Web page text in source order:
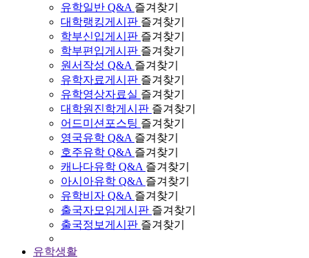
유학일반 Q&A 즐겨찾기
대학랭킹게시판 즐겨찾기
학부신입게시판 즐겨찾기
학부편입게시판 즐겨찾기
원서작성 Q&A 즐겨찾기
유학자료게시판 즐겨찾기
유학영상자료실 즐겨찾기
대학원진학게시판 즐겨찾기
어드미션포스팅 즐겨찾기
영국유학 Q&A 즐겨찾기
호주유학 Q&A 즐겨찾기
캐나다유학 Q&A 즐겨찾기
아시아유학 Q&A 즐겨찾기
유학비자 Q&A 즐겨찾기
출국자모임게시판 즐겨찾기
출국정보게시판 즐겨찾기
유학생활